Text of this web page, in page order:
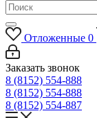
Отложенные 0
Заказать звонок
8 (8152) 554-888
8 (8152) 554-888
8 (8152) 554-887